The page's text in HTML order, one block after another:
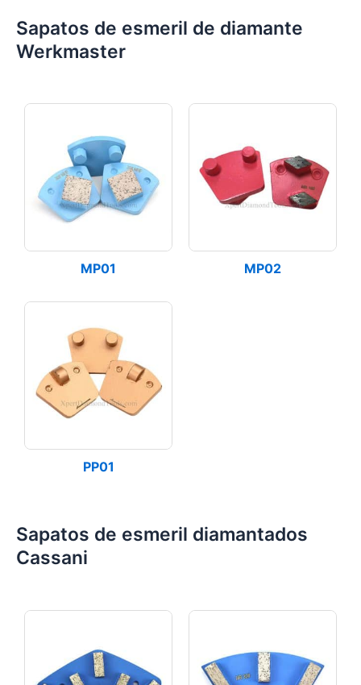
Sapatos de esmeril de diamante
Werkmaster
MP01 MP02
PP01
Sapatos de esmeril diamantados
Cassani